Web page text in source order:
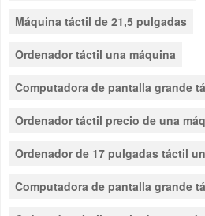
Máquina táctil de 21,5 pulgadas
Ordenador táctil una máquina
Computadora de pantalla grande
Ordenador táctil precio de una
Ordenador de 17 pulgadas táctil
Computadora de pantalla grande